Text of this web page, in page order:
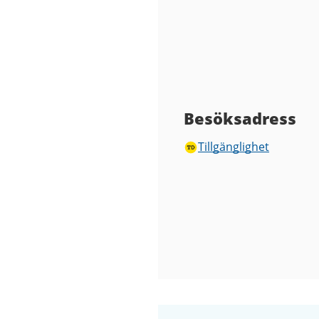
Besöksadress
Tillgänglighet